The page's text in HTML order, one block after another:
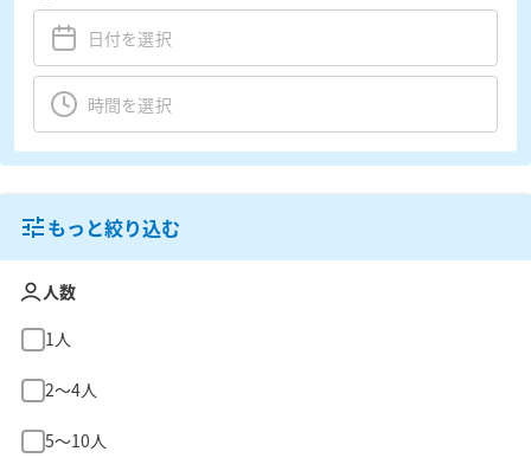
もっと絞り込む
人数
1人
2〜4人
5〜10人